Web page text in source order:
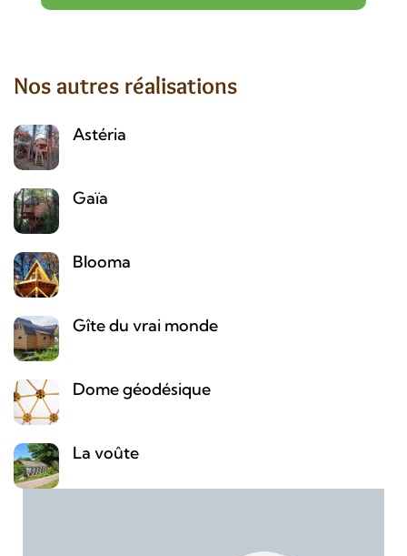
Nos autres réalisations
Astéria
Gaïa
Blooma
Gîte du vrai monde
Dome géodésique
La voûte